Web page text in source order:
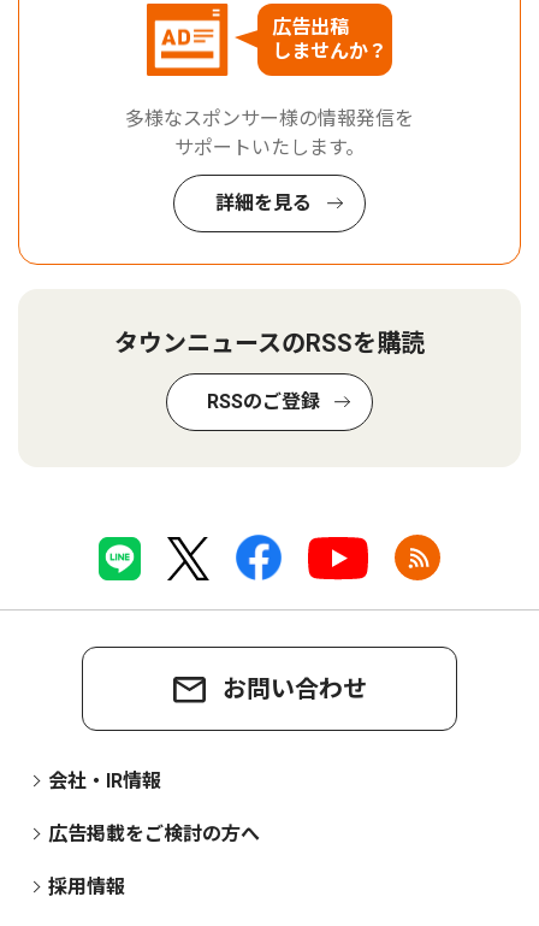
広告出稿
しませんか？
多様なスポンサー様の情報発信を
サポートいたします。
詳細を見る
タウンニュースのRSSを購読
RSSのご登録
お問い合わせ
会社・IR情報
広告掲載をご検討の方へ
採用情報